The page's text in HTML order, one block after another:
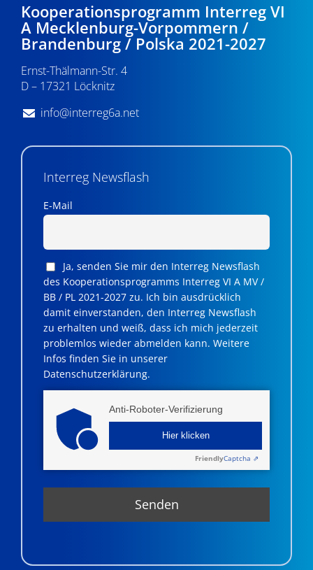
Kooperationsprogramm Interreg VI
A Mecklenburg-Vorpommern /
Brandenburg / Polska 2021-2027
Ernst-Thälmann-Str. 4
D – 17321 Löcknitz
info@interreg6a.net
Interreg Newsflash
E-Mail
Ja, senden Sie mir den Interreg Newsflash
des Kooperationsprogramms Interreg VI A MV /
BB / PL 2021-2027 zu. Ich bin ausdrücklich
damit einverstanden, den Interreg Newsflash
zu erhalten und weiß, dass ich mich jederzeit
problemlos wieder abmelden kann. Weitere
Infos finden Sie in unserer
Datenschutzerklärung.
Anti-Roboter-Verifizierung
Hier klicken
FriendlyCaptcha ⇗